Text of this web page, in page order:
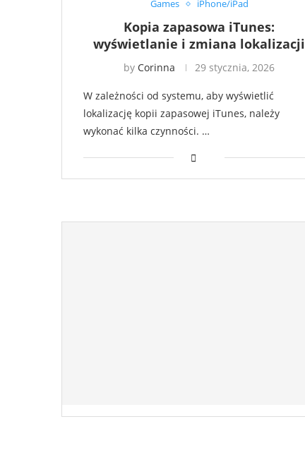
Games iPhone/iPad
Kopia zapasowa iTunes:
wyświetlanie i zmiana lokalizacji
by Corinna 29 stycznia, 2026
W zależności od systemu, aby wyświetlić
lokalizację kopii zapasowej iTunes, należy
wykonać kilka czynności. …